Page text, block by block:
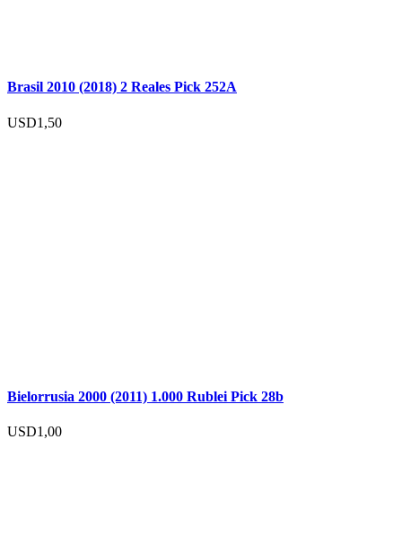
Brasil 2010 (2018) 2 Reales Pick 252A
USD1,50
Bielorrusia 2000 (2011) 1.000 Rublei Pick 28b
USD1,00